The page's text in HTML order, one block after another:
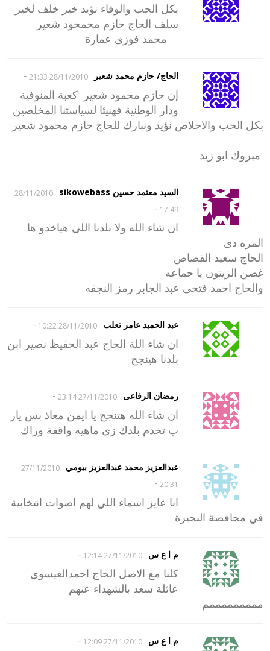
بكل الحب والوفاء نؤيد خير خلف لخير
سلف الحاج حازم محمحود شعير
محمد فوزى عمارة
الحاج/ حازم محمد شعير 28/11/2010 21:33
-
إن حازم محمود شعير كعبة المنوفية
ودار الوطنية فهنيئا لسياستنا المخلصين
بكل الحب والاخلاص نؤيد ونبارك للحاج حازم محمود شعير
مبروك ابو زيد
السيد معتمد حسين sikowebass
28/11/2010
17:49
-
ان شاء الله ولا بلدنا اللى هياخدو ها
المره دى
الحاج سعيد القصاص
غصن الزيتون يا جماعه
والحاج احمد فتحى عبد الجابر رمز النجفه
عبد الحميد عامر تعلب 28/11/2010 10:22
-
ان شاء اللة الحاج عبد الحفيظ نصير ابن
بلدنا هينجح
رمضان الرفاعى 27/11/2010 23:14
-
ان شاء الله هتنجح يا ايمن معاذ بس يار
ب تخدم بلدك زى ماهية واقفة وراك
عبدالعزيز محمد عبدالعزيز بيومي
27/11/2010
20:31
-
انا عايز اسماء اللي لهم اصوات انتخابية
في محافصة البحيرة
م ا ع س 27/11/2010 12:14
-
كلنا مع الاصل الحاج احمدالعيسوى
عائلة سعد بالشهداء عنهم
مممممممممم
م ا ع س 27/11/2010 12:09
-